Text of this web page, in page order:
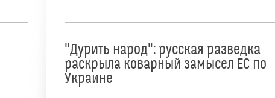
"Дурить народ": русская разведка
раскрыла коварный замысел ЕС по
Украине